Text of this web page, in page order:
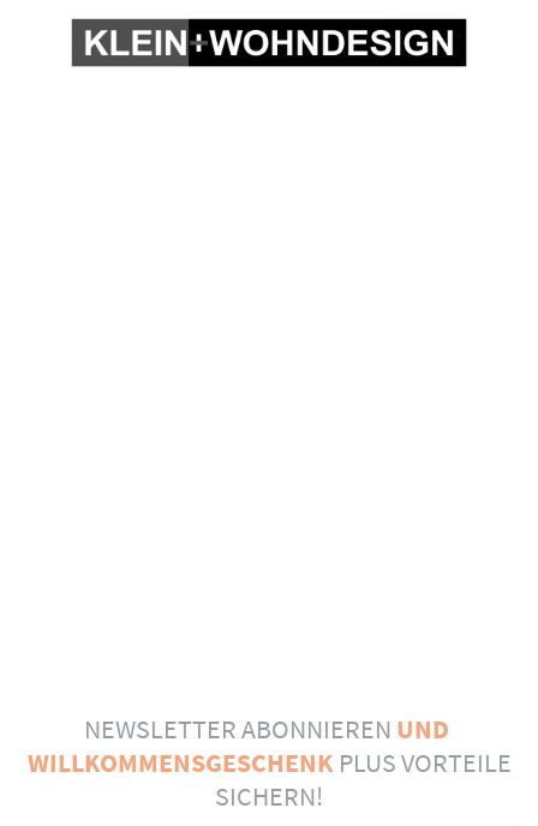
NEWSLETTER ABONNIEREN UND
WILLKOMMENSGESCHENK PLUS VORTEILE
SICHERN!